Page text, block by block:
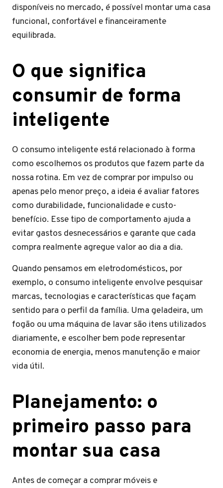
disponíveis no mercado, é possível montar uma casa
funcional, confortável e financeiramente
equilibrada.
O que significa
consumir de forma
inteligente
O consumo inteligente está relacionado à forma
como escolhemos os produtos que fazem parte da
nossa rotina. Em vez de comprar por impulso ou
apenas pelo menor preço, a ideia é avaliar fatores
como durabilidade, funcionalidade e custo-
benefício. Esse tipo de comportamento ajuda a
evitar gastos desnecessários e garante que cada
compra realmente agregue valor ao dia a dia.
Quando pensamos em eletrodomésticos, por
exemplo, o consumo inteligente envolve pesquisar
marcas, tecnologias e características que façam
sentido para o perfil da família. Uma geladeira, um
fogão ou uma máquina de lavar são itens utilizados
diariamente, e escolher bem pode representar
economia de energia, menos manutenção e maior
vida útil.
Planejamento: o
primeiro passo para
montar sua casa
Antes de começar a comprar móveis e